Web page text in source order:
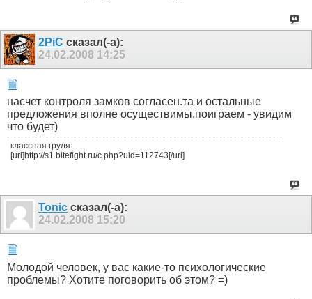
2PiC сказал(-а):
24.02.2008 14:25
насчет контроля замков согласен.та и остальные
предложения вполне осуществимы.поиграем - увидим
что будет)
классная груля:
[url]http://s1.bitefight.ru/c.php?uid=112743[/url]
Tonic сказал(-а):
24.02.2008 15:20
Молодой человек, у вас какие-то психологические
проблемы? Хотите поговорить об этом? =)